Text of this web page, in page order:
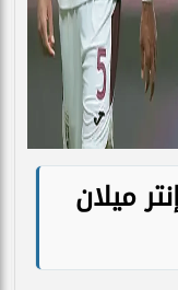
ميلان